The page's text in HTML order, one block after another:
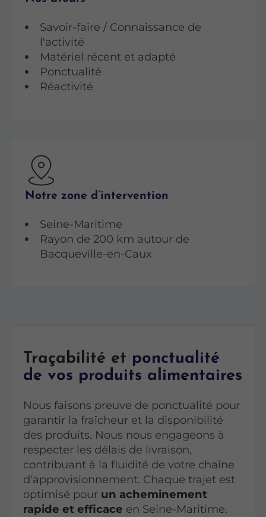
Savoir-faire / Connaissance de
l'activité
Matériel récent et adapté
Ponctualité
Réactivité
Notre zone d’intervention
Seine-Maritime
Rayon de 200 km autour de
Bacqueville-en-Caux
Traçabilité et ponctualité
de vos produits alimentaires
Nous faisons preuve de ponctualité pour
garantir la fraîcheur et la disponibilité
des produits. Nous nous engageons à
respecter les délais de livraison,
contribuant à la fluidité de votre chaîne
d'approvisionnement. Chaque trajet est
optimisé pour un acheminement
rapide et efficace en Seine-Maritime.